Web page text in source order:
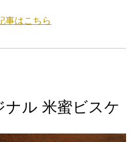
事はこちら
ル 米蜜ビスケ